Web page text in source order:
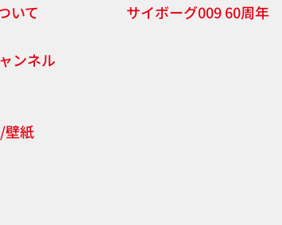
いて
ンネル
壁紙
サイボーグ009 60周年